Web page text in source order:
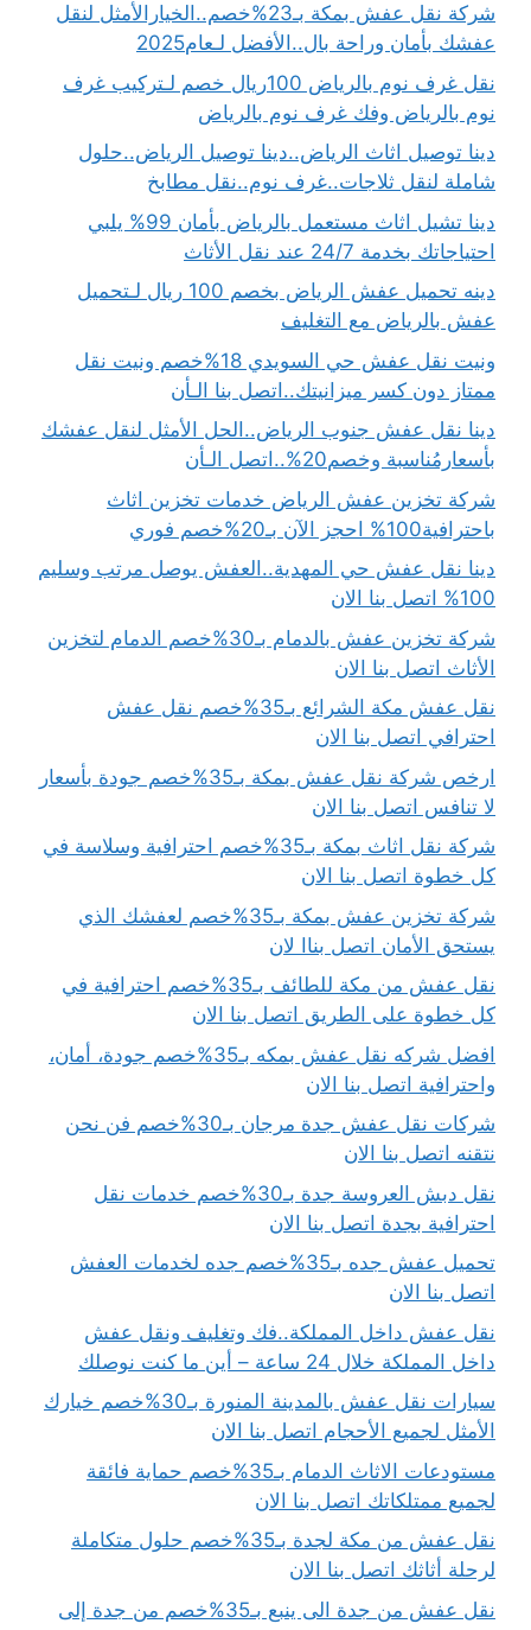
شركة نقل عفش بمكة بـ23%خصم..الخيارالأمثل لنقل
عفشك بأمان وراحة بال..الأفضل لـعام2025
نقل غرف نوم بالرياض 100ريال خصم لـتركيب غرف
نوم بالرياض وفك غرف نوم بالرياض
دينا توصيل اثاث الرياض..دينا توصيل الرياض..حلول
شاملة لنقل ثلاجات..غرف نوم..نقل مطابخ
دينا تشيل اثاث مستعمل بالرياض بأمان 99% يلبي
احتياجاتك بخدمة 24/7 عند نقل الأثاث
دينه تحميل عفش الرياض بخصم 100 ريال لـتحميل
عفش بالرياض مع التغليف
ونيت نقل عفش حي السويدي 18%خصم ونيت نقل
ممتاز دون كسر ميزانيتك..اتصل بنا الـأن
دينا نقل عفش جنوب الرياض..الحل الأمثل لنقل عفشك
بأسعارمُناسبة وخصم20%..اتصل الـأن
شركة تخزين عفش الرياض خدمات تخزين اثاث
باحترافية100% احجز الآن بـ20%خصم فوري
دينا نقل عفش حي المهدية..العفش يوصل مرتب وسليم
100% اتصل بنا الان
شركة تخزين عفش بالدمام بـ30%خصم الدمام لتخزين
الأثاث اتصل بنا الان
نقل عفش مكة الشرائع بـ35%خصم نقل عفش
احترافي اتصل بنا الان
ارخص شركة نقل عفش بمكة بـ35%خصم جودة بأسعار
لا تنافس اتصل بنا الان
شركة نقل اثاث بمكة بـ35%خصم احترافية وسلاسة في
كل خطوة اتصل بنا الان
شركة تخزين عفش بمكة بـ35%خصم لعفشك الذي
يستحق الأمان اتصل بناا لان
نقل عفش من مكة للطائف بـ35%خصم احترافية في
كل خطوة على الطريق اتصل بنا الان
افضل شركه نقل عفش بمكه بـ35%خصم جودة، أمان،
واحترافية اتصل بنا الان
شركات نقل عفش جدة مرجان بـ30%خصم فن نحن
نتقنه اتصل بنا الان
نقل دبش العروسة جدة بـ30%خصم خدمات نقل
احترافية بجدة اتصل بنا الان
تحميل عفش جده بـ35%خصم جده لخدمات العفش
اتصل بنا الان
نقل عفش داخل المملكة..فك وتغليف ونقل عفش
داخل المملكة خلال 24 ساعة – أين ما كنت نوصلك
سيارات نقل عفش بالمدينة المنورة بـ30%خصم خيارك
الأمثل لجميع الأحجام اتصل بنا الان
مستودعات الاثاث الدمام بـ35%خصم حماية فائقة
لجميع ممتلكاتك اتصل بنا الان
نقل عفش من مكة لجدة بـ35%خصم حلول متكاملة
لرحلة أثاثك اتصل بنا الان
نقل عفش من جدة الى ينبع بـ35%خصم من جدة إلى